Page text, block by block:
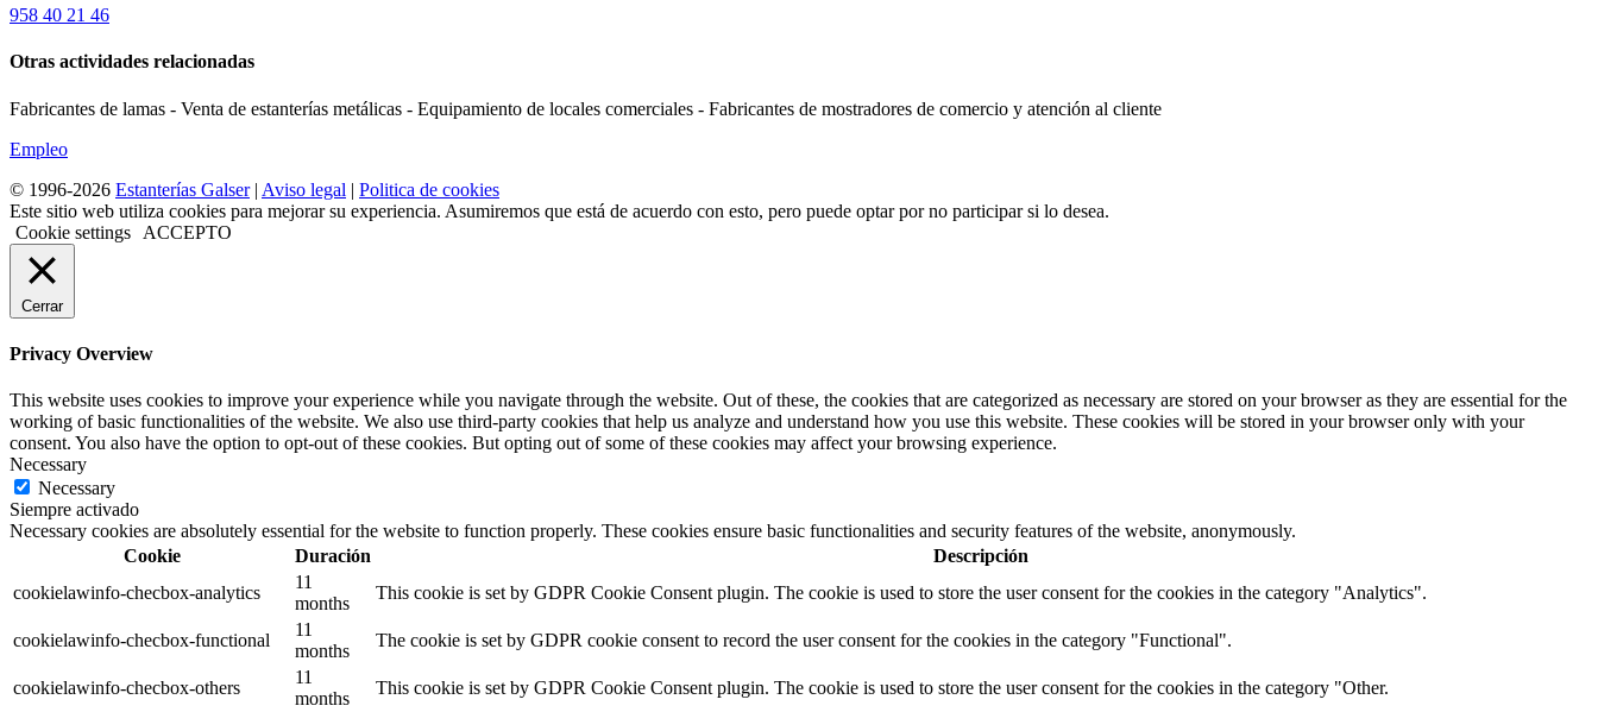
958 40 21 46
Otras actividades relacionadas
Fabricantes de lamas - Venta de estanterías metálicas - Equipamiento de locales comerciales - Fabricantes de mostradores de comercio y atención al cliente
Empleo
© 1996-2026 Estanterías Galser| Aviso legal | Politica de cookies
Este sitio web utiliza cookies para mejorar su experiencia. Asumiremos que está de acuerdo con esto, pero puede optar por no participar si lo desea.
Cookie settings
ACCEPTO
Cerrar
Privacy Overview
This website uses cookies to improve your experience while you navigate through the website. Out of these, the cookies that are categorized as necessary are stored on your browser as they are essential for the
working of basic functionalities of the website. We also use third-party cookies that help us analyze and understand how you use this website. These cookies will be stored in your browser only with your
consent. You also have the option to opt-out of these cookies. But opting out of some of these cookies may affect your browsing experience.
Necessary
Necessary
Siempre activado
Necessary cookies are absolutely essential for the website to function properly. These cookies ensure basic functionalities and security features of the website, anonymously.
Cookie
Duración
Descripción
cookielawinfo-checbox-analytics
11
months
This cookie is set by GDPR Cookie Consent plugin. The cookie is used to store the user consent for the cookies in the category "Analytics".
cookielawinfo-checbox-functional
11
months
The cookie is set by GDPR cookie consent to record the user consent for the cookies in the category "Functional".
cookielawinfo-checbox-others
11
months
This cookie is set by GDPR Cookie Consent plugin. The cookie is used to store the user consent for the cookies in the category "Other.